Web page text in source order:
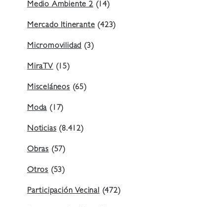
Medio Ambiente 2(14)
Mercado Itinerante (423)
Micromovilidad (3)
MiraTV (15)
Misceláneos (65)
Moda (17)
Noticias (8.412)
Obras (57)
Otros (53)
Participación Vecinal (472)